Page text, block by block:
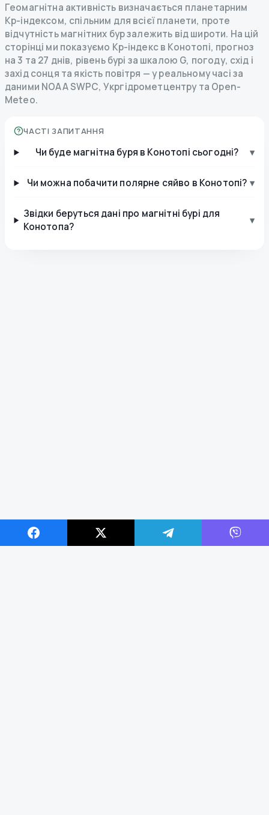
Геомагнітна активність визначається планетарним
Kp-індексом, спільним для всієї планети, проте
відчутність магнітних бур залежить від широти. На цій
сторінці ми показуємо Kp-індекс в Конотопі, прогноз
на 3 та 27 днів, рівень бурі за шкалою G, погоду, схід і
захід сонця та якість повітря — у реальному часі за
даними NOAA SWPC, Укргідрометцентру та Open-
Meteo.
ЧАСТІ ЗАПИТАННЯ
Чи буде магнітна буря в Конотопі сьогодні? ▾
Чи можна побачити полярне сяйво в Конотопі? ▾
Звідки беруться дані про магнітні бурі для
Конотопа?
▾